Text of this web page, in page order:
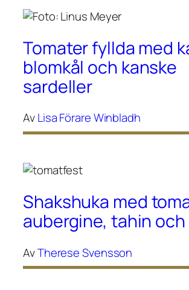
Tomater fyllda med
blomkål och kanske
sardeller
AvLisa Förare Winbladh
Shakshuka med
aubergine, tahin
AvTherese Svensson